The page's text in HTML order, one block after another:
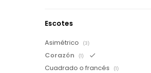
Escotes
Asimétrico (3)
Corazón (1)
Cuadrado o francés (1)